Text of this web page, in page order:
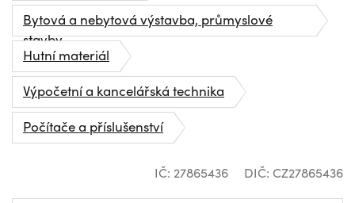
Bytová a nebytová výstavba, průmyslové
stavby
Hutní materiál
Výpočetní a kancelářská technika
Počítače a příslušenství
IČ: 27865436 DIČ: CZ27865436